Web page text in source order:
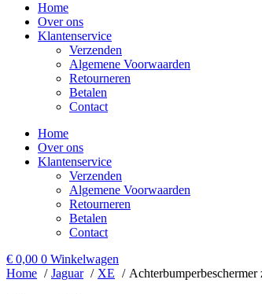
Home
Over ons
Klantenservice
Verzenden
Algemene Voorwaarden
Retourneren
Betalen
Contact
Home
Over ons
Klantenservice
Verzenden
Algemene Voorwaarden
Retourneren
Betalen
Contact
€ 0,00 0 Winkelwagen
Home
Jaguar XE